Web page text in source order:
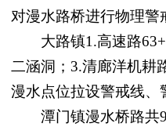
对漫水路桥进行物理警
大路镇1.高速路
二涵洞；3.清廊洋机耕
漫水点位拉设警戒线、
潭门镇漫水桥路共9